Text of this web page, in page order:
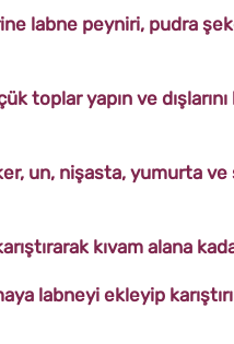
labne peyniri, pudra
toplar yapın ve
un, nişasta, yumurta
kıvam alana
labneyi ekleyip